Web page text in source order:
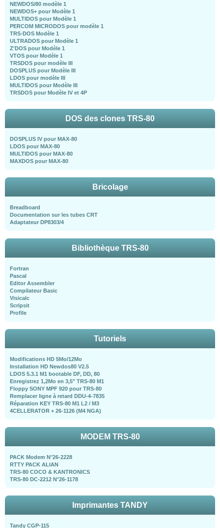
NEWDOS/80 modèle 1
NEWDOS+ pour Modèle 1
MULTIDOS pour Modèle 1
PERCOM MICRODOS pour modèle 1
TRS-DOS Modèle 1
ULTRADOS pour Modèle 1
Z'DOS pour Modèle 1
VTOS pour Modèle 1
TRSDOS pour modèle III
DOSPLUS pour Modèle III
LDOS pour modèle III
MULTIDOS pour Modèle III
TRSDOS pour Modèle IV et 4P
DOS des clones TRS-80
DOSPLUS IV pour MAX-80
LDOS pour MAX-80
MULTIDOS pour MAX-80
MAXDOS pour MAX-80
Bricolage
Breadboard
Documentation sur les tubes CRT
Adaptateur DP8303/4
Bibliothèque TRS-80
Fortran
Pascal
Editor Assembler
Compilateur Basic
Visicalc
Scripsit
Profile
Tutoriels
Modifications HD 5Mo/12Mo
Installation HD Newdos80 V2.5
LDOS 5.3.1 M1 bootable DF, DD, 80
Enregistrez 1,2Mo en 3,5" TRS-80 M1
Floppy SONY MPF 920 pour TRS-80
Remplacer ligne à retard DDU-4-7835
Réparation KEY TRS-80 M1 L2 / M3
4CELLERATOR + 26-1126 (M4 NGA)
MODEM TRS-80
PACK Modem N°26-2228
RTTY PACK ALIAN
TRS-80 COCO & KANTRONICS
TRS-80 DC-2212 N°26-1178
Imprimantes TANDY
Tandy CGP-115